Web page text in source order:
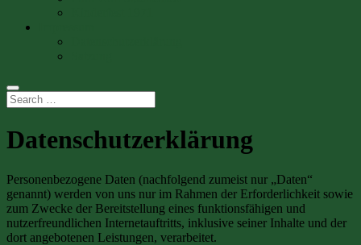
Datenschutzerklärung
Personenbezogene Daten (nachfolgend zumeist nur „Daten“
genannt) werden von uns nur im Rahmen der Erforderlichkeit sowie
zum Zwecke der Bereitstellung eines funktionsfähigen und
nutzerfreundlichen Internetauftritts, inklusive seiner Inhalte und der
dort angebotenen Leistungen, verarbeitet.